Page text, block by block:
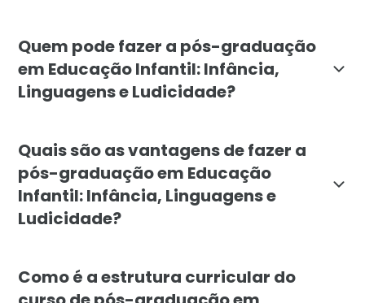
Quem pode fazer a pós-graduação
em Educação Infantil: Infância,
Linguagens e Ludicidade?
Quais são as vantagens de fazer a
pós-graduação em Educação
Infantil: Infância, Linguagens e
Ludicidade?
Como é a estrutura curricular do